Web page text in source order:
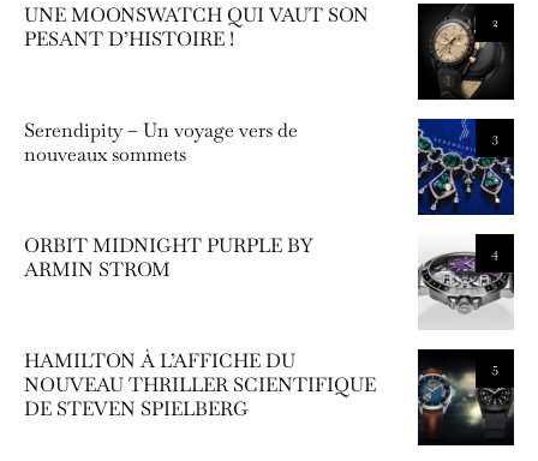
2
UNE MOONSWATCH QUI VAUT SON
PESANT D’HISTOIRE !
3
Serendipity – Un voyage vers de
nouveaux sommets
4
ORBIT MIDNIGHT PURPLE BY
ARMIN STROM
5
HAMILTON À L’AFFICHE DU
NOUVEAU THRILLER SCIENTIFIQUE
DE STEVEN SPIELBERG